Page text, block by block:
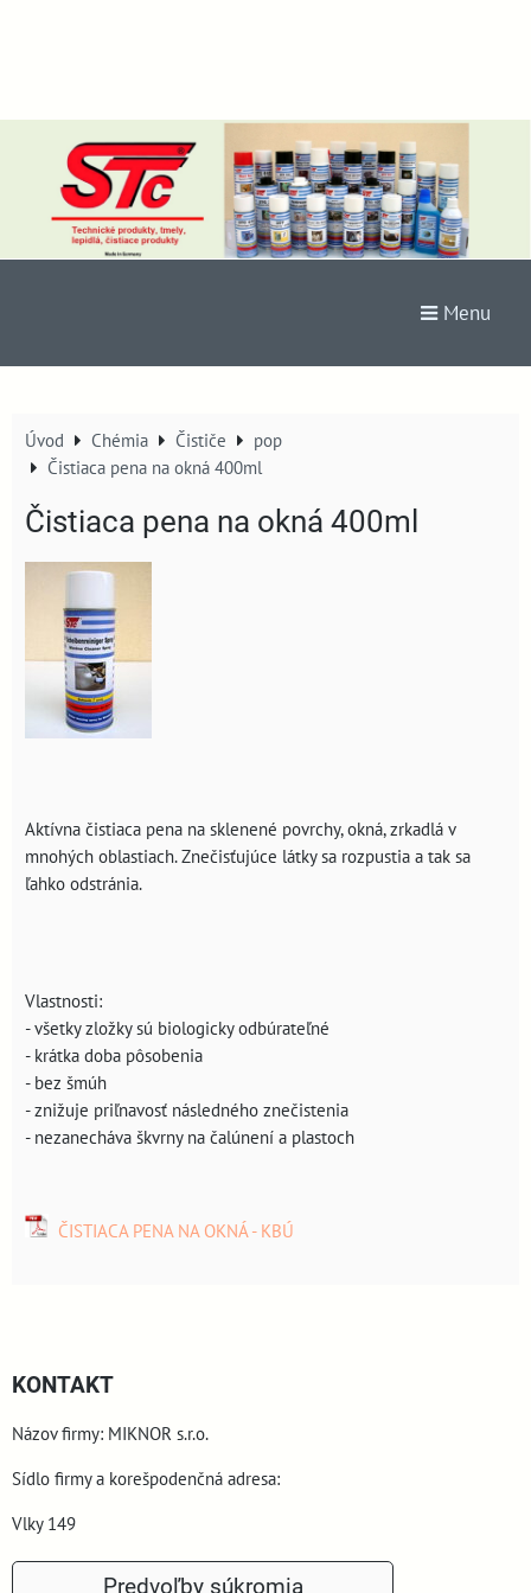
Menu
Úvod Chémia Čističe
pop
Čistiaca pena na okná 400ml
Čistiaca pena na okná 400ml
Aktívna čistiaca pena na sklenené povrchy, okná, zrkadlá v
mnohých oblastiach. Znečisťujúce látky sa rozpustia a tak sa
ľahko odstránia.
Vlastnosti:
- všetky zložky sú biologicky odbúrateľné
- krátka doba pôsobenia
- bez šmúh
- znižuje priľnavosť následného znečistenia
- nezanecháva škvrny na čalúnení a plastoch
ČISTIACA PENA NA OKNÁ - KBÚ
KONTAKT
Názov firmy: MIKNOR s.r.o.
Sídlo firmy a korešpodenčná adresa:
Vlky 149
900 44 Vlky
Predvoľby súkromia